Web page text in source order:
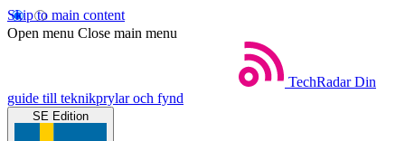
Skip to main content
Open menu Close main menu
TechRadar Din
guide till teknikprylar och fynd
SE Edition